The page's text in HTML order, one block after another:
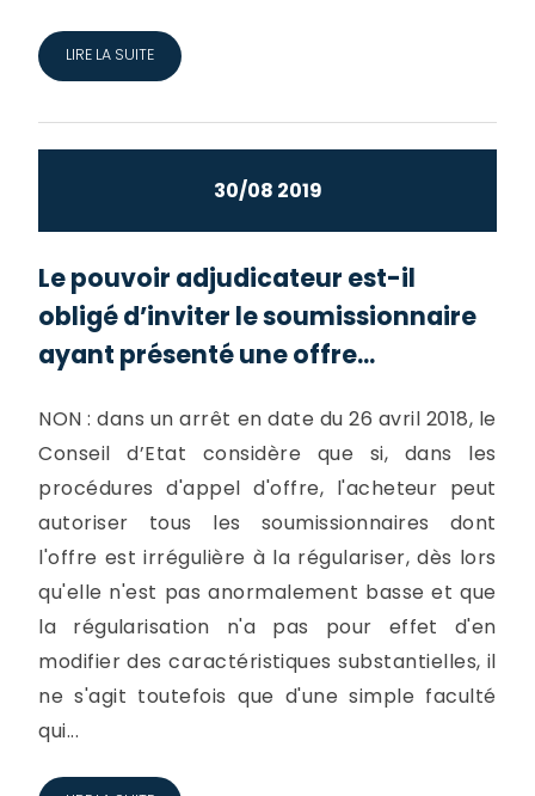
LIRE LA SUITE
30/08 2019
Le pouvoir adjudicateur est-il
obligé d’inviter le soumissionnaire
ayant présenté une offre...
NON : dans un arrêt en date du 26 avril 2018, le
Conseil d’Etat considère que si, dans les
procédures d'appel d'offre, l'acheteur peut
autoriser tous les soumissionnaires dont
l'offre est irrégulière à la régulariser, dès lors
qu'elle n'est pas anormalement basse et que
la régularisation n'a pas pour effet d'en
modifier des caractéristiques substantielles, il
ne s'agit toutefois que d'une simple faculté
qui...